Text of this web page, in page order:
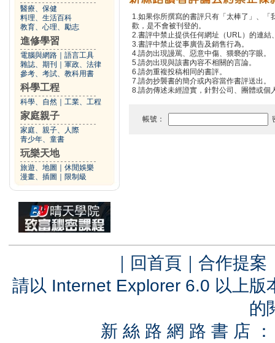
醫療、保健
料理、生活百科
教育、心理、勵志
進修學習
電腦與網路
語言工具
雜誌、期刊
軍政、法律
參考、考試、教科用書
科學工程
科學、自然 工業、工程
家庭親子
家庭、親子、人際
青少年、童書
玩樂天地
旅遊、地圖
休閒娛樂
漫畫、插圖
限制級
1.如果你所撰寫的書評只有「太棒了」、
歡，是不會被刊登的。
2.書評中禁止提供任何網址（URL）的連結
3.書評中禁止從事廣告及銷售行為。
4.請勿出現謾罵、惡意中傷、猥褻的字眼。
5.請勿出現與該書內容不相關的言論。
6.請勿重複投稿相同的書評。
7.請勿抄襲書的簡介或內容當作書評送出。
8.請勿傳述未經證實，針對公司、團體或個
帳號：
｜ 回首頁 ｜ 合作提案
請以 Internet Explorer 6.0 以上
的
新 絲 路 網 路 書 店